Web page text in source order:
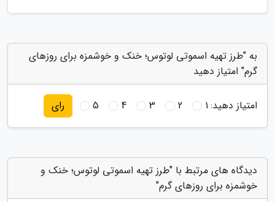
به "طرز تهیه اسموتی لوتوس؛ خنک و خوشمزه برای روزهای
گرم" امتیاز دهید
امتیاز دهید:1
2
3
4
5 رای
دیدگاه های مرتبط با "طرز تهیه اسموتی لوتوس؛ خنک و
خوشمزه برای روزهای گرم"